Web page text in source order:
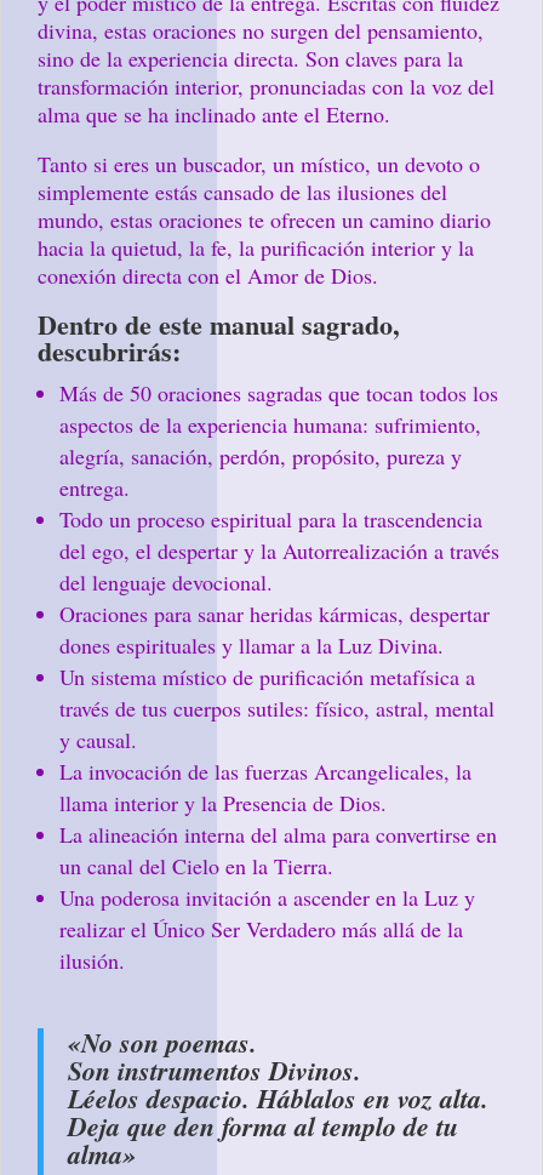
divina, estas oraciones no surgen del pensamiento,
sino de la experiencia directa. Son claves para la
transformación interior, pronunciadas con la voz del
alma que se ha inclinado ante el Eterno.
Tanto si eres un buscador, un místico, un devoto o
simplemente estás cansado de las ilusiones del
mundo, estas oraciones te ofrecen un camino diario
hacia la quietud, la fe, la purificación interior y la
conexión directa con el Amor de Dios.
Dentro de este manual sagrado,
descubrirás:
Más de 50 oraciones sagradas que tocan todos los
aspectos de la experiencia humana: sufrimiento,
alegría, sanación, perdón, propósito, pureza y
entrega.
Todo un proceso espiritual para la trascendencia
del ego, el despertar y la Autorrealización a través
del lenguaje devocional.
Oraciones para sanar heridas kármicas, despertar
dones espirituales y llamar a la Luz Divina.
Un sistema místico de purificación metafísica a
través de tus cuerpos sutiles: físico, astral, mental
y causal.
La invocación de las fuerzas Arcangelicales, la
llama interior y la Presencia de Dios.
La alineación interna del alma para convertirse en
un canal del Cielo en la Tierra.
Una poderosa invitación a ascender en la Luz y
realizar el Único Ser Verdadero más allá de la
ilusión.
«No son poemas.
Son instrumentos Divinos.
Léelos despacio. Háblalos en voz alta.
Deja que den forma al templo de tu
alma»